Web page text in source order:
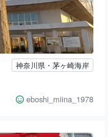
神奈川県・茅ヶ崎海岸
eboshi_miina_1978